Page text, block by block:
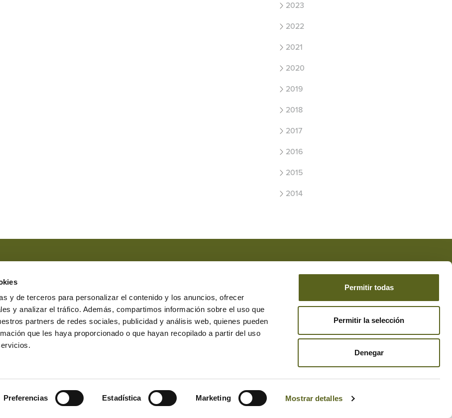
y de terceros para personalizar el contenido y los anuncios, ofrecer
y analizar el tráfico. Además, compartimos información sobre el uso que
partners de redes sociales, publicidad y análisis web, quienes pueden
que les haya proporcionado o que hayan recopilado a partir del uso
Preferencias Estadística Marketing Mostrar detalles
Permitir todas
Permitir la selección
Denegar
2023
2022
2021
2020
2019
2018
2017
2016
2015
2014
Lugo
cookies Canal denuncias
Protocolo denuncias